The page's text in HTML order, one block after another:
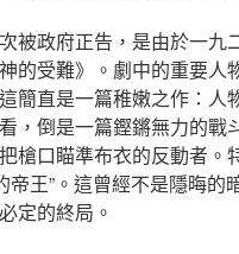
被政府正告，是由於一
的受難》。劇中的重要人
簡直是一篇稚嫩之作：人
倒是一篇鏗鏘無力的戰
口瞄準布衣的反動者。
帝王”。這曾經不是隱晦
定的終局。